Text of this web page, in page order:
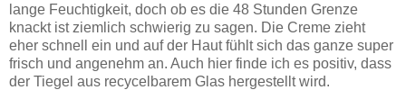
lange Feuchtigkeit, doch ob es die 48 Stunden Grenze
knackt ist ziemlich schwierig zu sagen. Die Creme zieht
eher schnell ein und auf der Haut fühlt sich das ganze super
frisch und angenehm an. Auch hier finde ich es positiv, dass
der Tiegel aus recycelbarem Glas hergestellt wird.